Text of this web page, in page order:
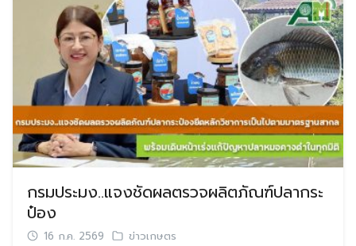
กรมประมง..แจงชัดผลตรวจผลิตภัณฑ์ปลากระ
ป๋อง
16 ก.ค. 2569 ข่าวเกษตร